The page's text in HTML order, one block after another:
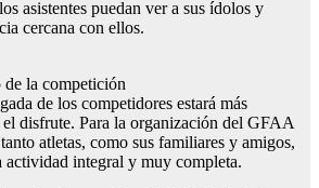
asistentes puedan ver a sus ídolos y
cercana con ellos.
la competición
de los competidores estará más
el disfrute. Para la organización del GFAA
atletas, como sus familiares y amigos,
actividad integral y muy completa.